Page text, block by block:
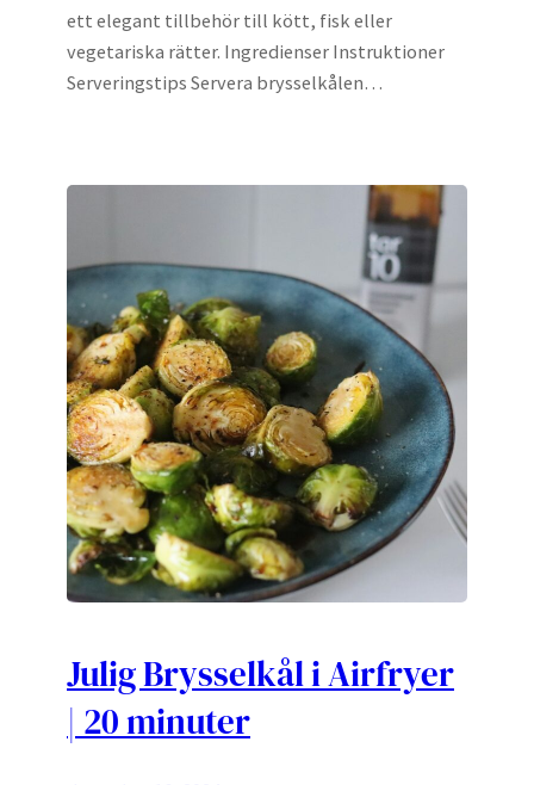
ett elegant tillbehör till kött, fisk eller
vegetariska rätter. Ingredienser Instruktioner
Serveringstips Servera brysselkålen…
Julig Brysselkål i Airfryer
| 20 minuter